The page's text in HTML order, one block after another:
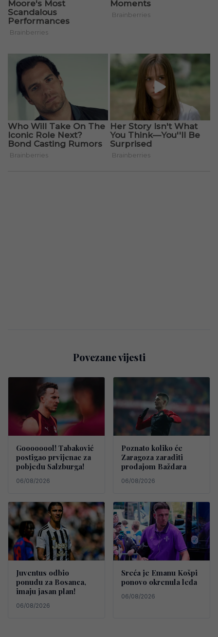
Povezane vijesti
Goooooool! Tabaković
postigao prvijenac za
pobjedu Salzburga!
06/08/2026
Poznato koliko će
Zaragoza zaraditi
prodajom Baždara
06/08/2026
Juventus odbio
ponudu za Bosanca,
imaju jasan plan!
06/08/2026
Sreća je Emanu Košpi
ponovo okrenula leđa
06/08/2026